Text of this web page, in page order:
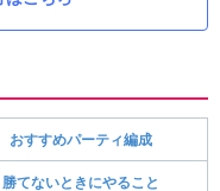
おすすめパーティ編成
勝てないときにやること